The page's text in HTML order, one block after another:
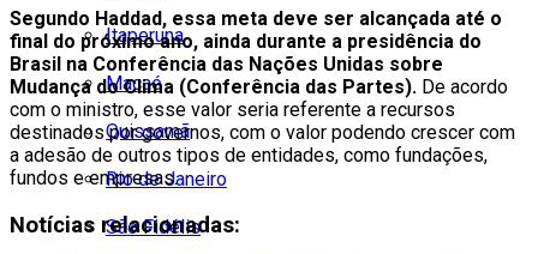
Itaperuna
Macaé
Quissamã
Rio de Janeiro
São Fidélis
Segundo Haddad, essa meta deve ser alcançada até o
final do próximo ano, ainda durante a presidência do
Brasil na Conferência das Nações Unidas sobre
Mudança do Clima (Conferência das Partes). De acordo
com o ministro, esse valor seria referente a recursos
destinados por governos, com o valor podendo crescer com
a adesão de outros tipos de entidades, como fundações,
fundos e empresas.
Notícias relacionadas: